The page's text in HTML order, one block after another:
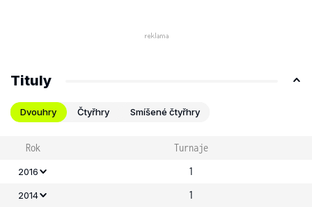
Tituly
Dvouhry Čtyřhry Smíšené čtyřhry
Rok Turnaje
2016 1
2014 1